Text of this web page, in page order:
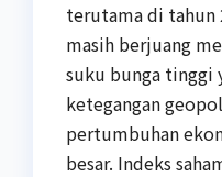
terutama di tahun
masih berjuang
suku bunga tinggi
ketegangan
pertumbuhan
besar. Indeks